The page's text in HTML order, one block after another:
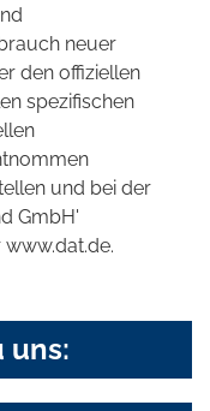
neuer
den offiziellen
spezifischen
und bei der
GmbH'
uns: